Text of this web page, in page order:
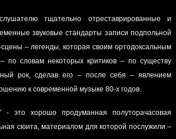
тщательно отреставрированные и
звуковые стандарты записи подпольной
сцены – легенды, которая своим ортодоксальным
по словам некоторых критиков – по существу
рок, сделав его – после себя – явлением
к современной музыке 80-х годов.
- это хорошо продуманная полуторачасовая
сюита, материалом для которой послужили –